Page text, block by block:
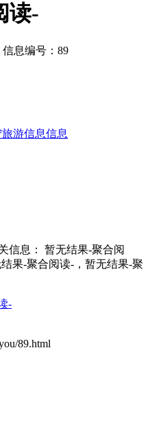
读-
信息编号：89
游信息信息
信息： 暂无结果-聚合阅
果-聚合阅读-，暂无结果-聚
-
89.html